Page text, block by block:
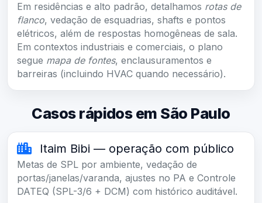
Em residências e alto padrão, detalhamos rotas de
flanco, vedação de esquadrias, shafts e pontos
elétricos, além de respostas homogêneas de sala.
Em contextos industriais e comerciais, o plano
segue mapa de fontes, enclausuramentos e
barreiras (incluindo HVAC quando necessário).
Casos rápidos em São Paulo
Itaim Bibi — operação com público
Metas de SPL por ambiente, vedação de
portas/janelas/varanda, ajustes no PA e Controle
DATEQ (SPL-3/6 + DCM) com histórico auditável.